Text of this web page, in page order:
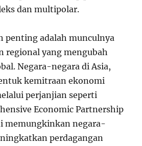
dan multipolar.
penting adalah munculnya
regional yang mengubah
Negara-negara di Asia,
kemitraan ekonomi
perjanjian seperti
Economic Partnership
memungkinkan negara-
perdagangan